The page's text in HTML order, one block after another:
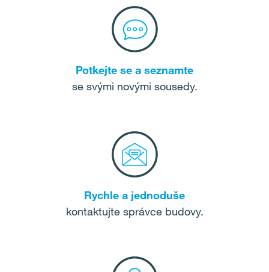
Potkejte se a seznamte
se svými novými sousedy.
Rychle a jednoduše
kontaktujte správce budovy.